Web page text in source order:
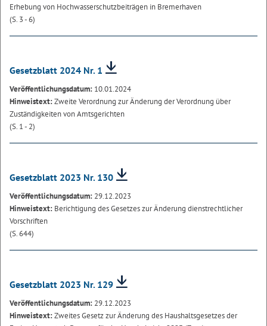
Erhebung von Hochwasserschutzbeiträgen in Bremerhaven
(S. 3 - 6)
Gesetzblatt 2024 Nr. 1
Veröffentlichungsdatum: 10.01.2024
Hinweistext:Zweite Verordnung zur Änderung der Verordnung über
Zuständigkeiten von Amtsgerichten
(S. 1 - 2)
Gesetzblatt 2023 Nr. 130
Veröffentlichungsdatum: 29.12.2023
Hinweistext: Berichtigung des Gesetzes zur Änderung dienstrechtlicher
Vorschriften
(S. 644)
Gesetzblatt 2023 Nr. 129
Veröffentlichungsdatum: 29.12.2023
Hinweistext:Zweites Gesetz zur Änderung des Haushaltsgesetzes der